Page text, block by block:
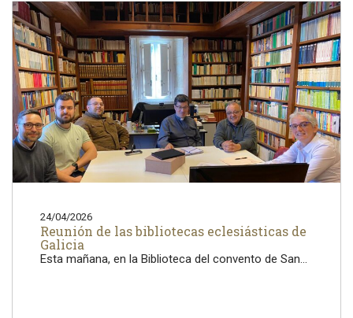
24/04/2026
Reunión de las bibliotecas eclesiásticas de
Galicia
Esta mañana, en la Biblioteca del convento de San...